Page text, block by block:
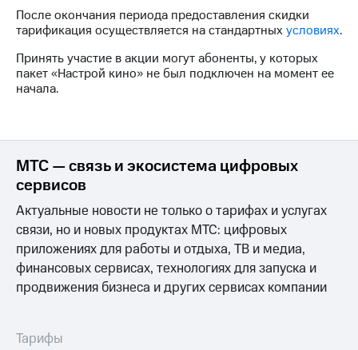
карту
на
eSIM
и подключите
с выгодным
тарифом
Тарифы
Интернет,
ТВ и телефон
для дома
Личный
интернета
и
спутникового
Скачать
приложение
МТС
Акции
Видеонаблюдение
для дома
После окончания периода предоставления скидки
тарификация осуществляется на стандартныхусловиях.
Принять участие в акции могут абоненты, у которых
пакет «Настрой кино» не был подключен на момент ее
начала.
МТС — связь и экосистема цифровых
сервисов
Актуальные новости не только о тарифах и услугах
связи, но и новых продуктах МТС: цифровых
приложениях для работы и отдыха, ТВ и медиа,
финансовых сервисах, технологиях для запуска и
продвижения бизнеса и других сервисах компании
Тарифы